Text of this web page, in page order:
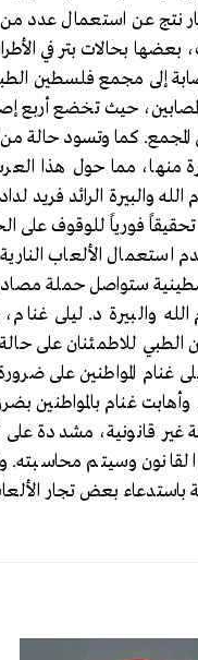
نتج عن استعمال عدد من
بعضها بحالات بتر في
الداخلية في البلدة، فيما نقلت 19
حيث تخضع أربع
كما وتسود حالة من
منها، مما حول هذا
والبيرة الرائد فريد
فورياً للوقوف على
استعمال الألعاب
ستواصل حملة
والبيرة د. ليلى
للاطمئنان على
غنام المواطنين على
وأهابت غنام بالمواطنين
غير قانونية، مشددة
القانون وسيتم
بعض تجار